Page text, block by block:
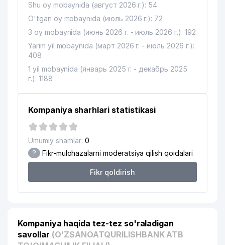
Shu oy mobaynida (август 2026 г.): 54
O'tgan oy mobaynida (июль 2026 г.): 72
3 oy mobaynida (июнь 2026 г. - июль 2026 г.): 192
Yarim yil mobaynida (март 2026 г. - июль 2026 г.):
408
1 yil mobaynida (январь 2025 г. - декабрь 2025
г.): 1188
Kompaniya sharhlari statistikasi
Umumiy sharhlar: 0
? Fikr-mulohazalarni moderatsiya qilish qoidalari
Fikr qoldirish
Kompaniya haqida tez-tez so'raladigan
savollar (O'ZSANOATQURILISHBANK ATB